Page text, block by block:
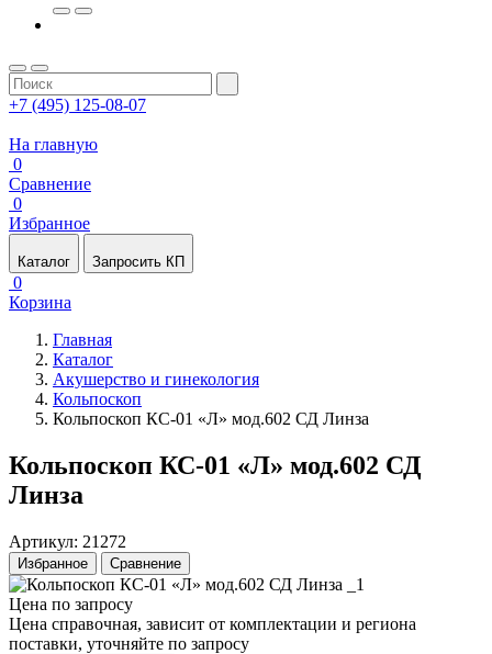
+7 (495) 125-08-07
На главную
0
Сравнение
0
Избранное
Каталог Запросить КП
0
Корзина
Главная
Каталог
Акушерство и гинекология
Кольпоскоп
Кольпоскоп КС-01 «Л» мод.602 СД Линза
Кольпоскоп КС-01 «Л» мод.602 СД
Линза
Артикул: 21272
Избранное Сравнение
Цена по запросу
Цена справочная, зависит от комплектации и региона
поставки, уточняйте по запросу